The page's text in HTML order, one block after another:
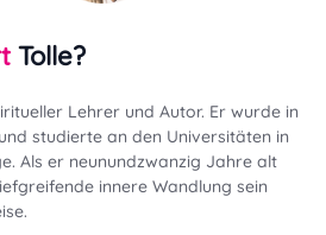
Tolle?
Lehrer und Autor. Er wurde in
studierte an den Universitäten in
Als er neunundzwanzig Jahre alt
innere Wandlung sein